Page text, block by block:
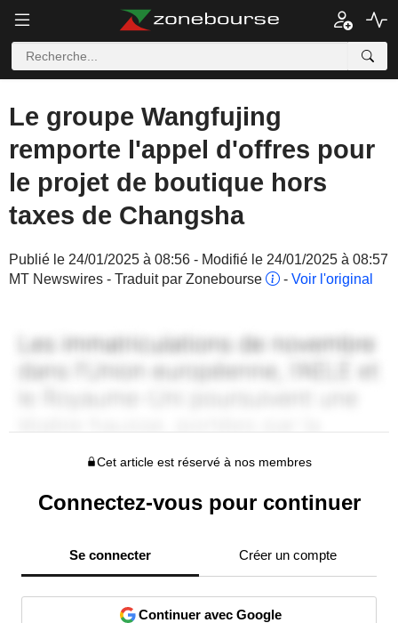
Le groupe Wangfujing
remporte l'appel d'offres pour
le projet de boutique hors
taxes de Changsha
Publié le 24/01/2025 à 08:56 - Modifié le 24/01/2025 à 08:57
MT Newswires - Traduit par Zonebourse
- Voir l'original
Cet article est réservé à nos membres
Connectez-vous pour continuer
Se connecter Créer un compte
Continuer avec Google